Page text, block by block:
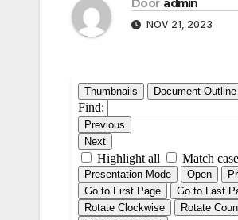
Door admin
NOV 21, 2023